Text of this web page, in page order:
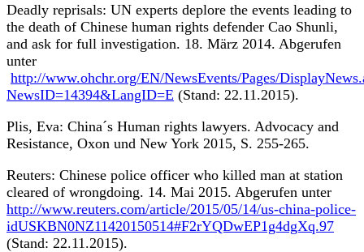
Deadly reprisals: UN experts deplore the events leading to
the death of Chinese human rights defender Cao Shunli,
and ask for full investigation. 18. März 2014. Abgerufen
unter
http://www.ohchr.org/EN/NewsEvents/Pages/
NewsID=14394&LangID=E (Stand: 22.11.2015).
Plis, Eva: China´s Human rights lawyers. Advocacy and
Resistance, Oxon und New York 2015, S. 255-265.
Reuters: Chinese police officer who killed man at station
cleared of wrongdoing. 14. Mai 2015. Abgerufen unter
http://www.reuters.com/article/2015/05/14/us-china-police-
idUSKBN0NZ11420150514#F2rYQDwEP1g4dgXq.97
(Stand: 22.11.2015).